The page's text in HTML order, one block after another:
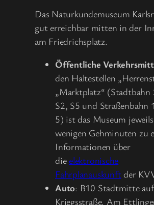
Das Naturkundemuseum
gut erreichbar mitten in der
am Friedrichsplatz.
Öffentliche
den Haltestellen
„Marktplatz“ (Stadtbahn
S2, S5 und Straßenbahn
5) ist das Museum
wenigen Gehminuten zu
Informationen über
die elektronische
Fahrplanauskunftder
Auto: B10 Stadtmitte
Kriegsstraße. Am